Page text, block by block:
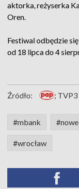
aktorka, reżyserka
Oren.
Festiwal odbędzie
od 18 lipca do 4
Źródło: ;
#mbank
#wrocław